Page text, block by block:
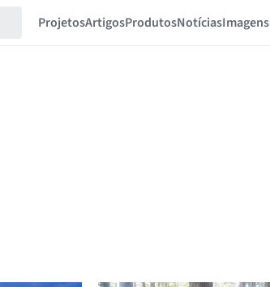
ProjetosArtigosProdutosNotíciasImagens